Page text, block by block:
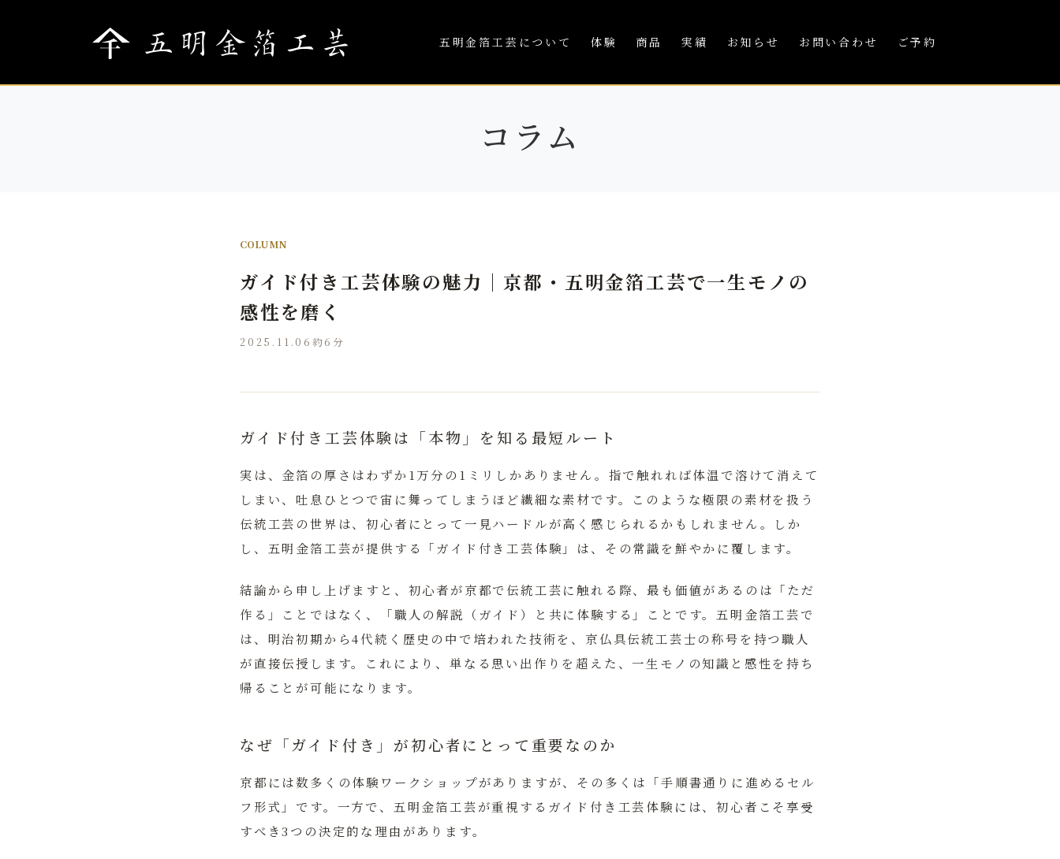
五明金箔工芸について 体験 商品 実績 お知らせ お問い合わせ ご予約
コラム
COLUMN
ガイド付き工芸体験の魅力｜京都・五明金箔工芸で一生モノの
感性を磨く
2025.11.06 約6分
ガイド付き工芸体験は「本物」を知る最短ルート
実は、金箔の厚さはわずか1万分の1ミリしかありません。 指で触れれば体温で溶けて消えて
しまい、吐息ひとつで宙に舞ってしまうほど繊細な素材です。このような極限の素材を扱う
伝統工芸の世界は、初心者にとって一見ハードルが高く感じられるかもしれません。しか
し、 五明金箔工芸が提供する「ガイド付き工芸体験」は、その常識を鮮やかに覆します。
結論から申し上げますと、初心者が京都で伝統工芸に触れる際、最も価値があるのは「ただ
作る」ことではなく、
「職人の解説（ガイド）と共に体験する」
ことです。五明金箔工芸で
は、明治初期から4代続く歴史の中で培われた技術を、京仏具伝統工芸士の称号を持つ職人
が直接伝授します。これにより、単なる思い出作りを超えた、一生モノの知識と感性を持ち
帰ることが可能になります。
なぜ「ガイド付き」が初心者にとって重要なのか
京都には数多くの体験ワークショップがありますが、その多くは「手順書通りに進めるセル
フ形式」です。一方で、五明金箔工芸が重視するガイド付き工芸体験には、初心者こそ享受
すべき3つの決定的な理由があります。